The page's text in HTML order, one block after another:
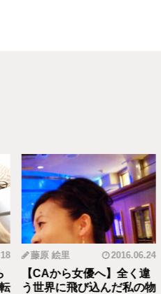
藤原 絵里 2016.06.24
【CAから女優へ】全く違
う世界に飛び込んだ私の物